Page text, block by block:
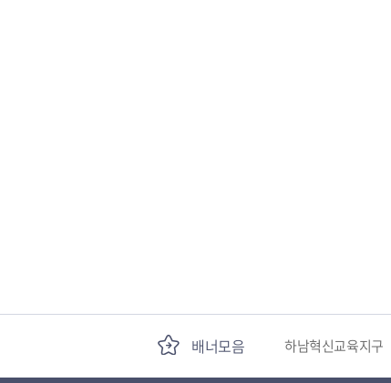
배너모음 하남문화재단